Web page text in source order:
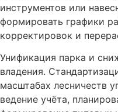
инструментов или
формировать графики
корректировок и
Унификация парка и
владения.
масштабах лесничеств
ведение учёта,